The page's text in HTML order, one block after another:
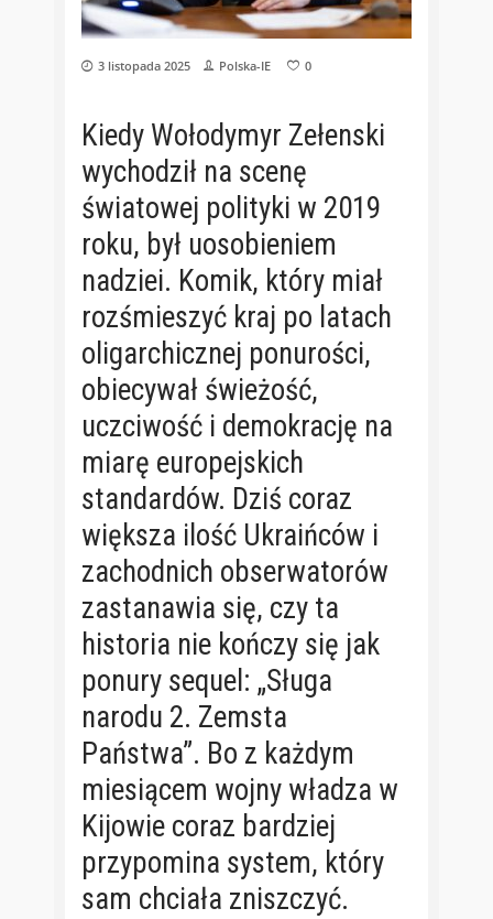
3 listopada 2025 Polska-IE 0
Kiedy Wołodymyr Zełenski
wychodził na scenę
światowej polityki w 2019
roku, był uosobieniem
nadziei. Komik, który miał
rozśmieszyć kraj po latach
oligarchicznej ponurości,
obiecywał świeżość,
uczciwość i demokrację na
miarę europejskich
standardów. Dziś coraz
większa ilość Ukraińców i
zachodnich obserwatorów
zastanawia się, czy ta
historia nie kończy się jak
ponury sequel: „Sługa
narodu 2. Zemsta
Państwa”. Bo z każdym
miesiącem wojny władza w
Kijowie coraz bardziej
przypomina system, który
sam chciała zniszczyć.